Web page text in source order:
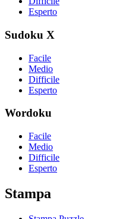
Esperto
Sudoku X
Facile
Medio
Difficile
Esperto
Wordoku
Facile
Medio
Difficile
Esperto
Stampa